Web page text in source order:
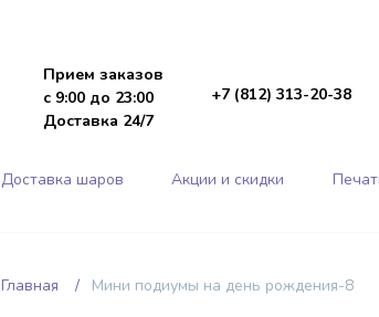
Прием заказов
с 9:00 до 23:00
Доставка 24/7
+7 (812) 313-20-38
Доставка шаров Акции и скидки
Главная Мини подиумы на день рождения-8